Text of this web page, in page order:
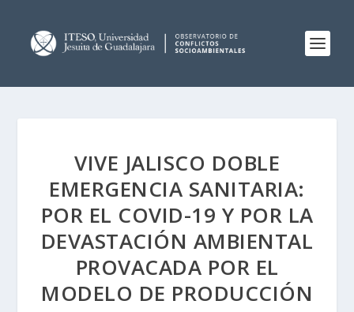
VIVE JALISCO DOBLE
EMERGENCIA SANITARIA:
POR EL COVID-19 Y POR LA
DEVASTACIÓN AMBIENTAL
PROVACADA POR EL
MODELO DE PRODUCCIÓN